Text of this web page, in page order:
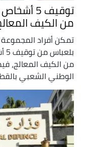
توقيف 5
من الكيف
تمكن أفراد المجموعة
من الكيف المعالج،
الوطني الشعبي